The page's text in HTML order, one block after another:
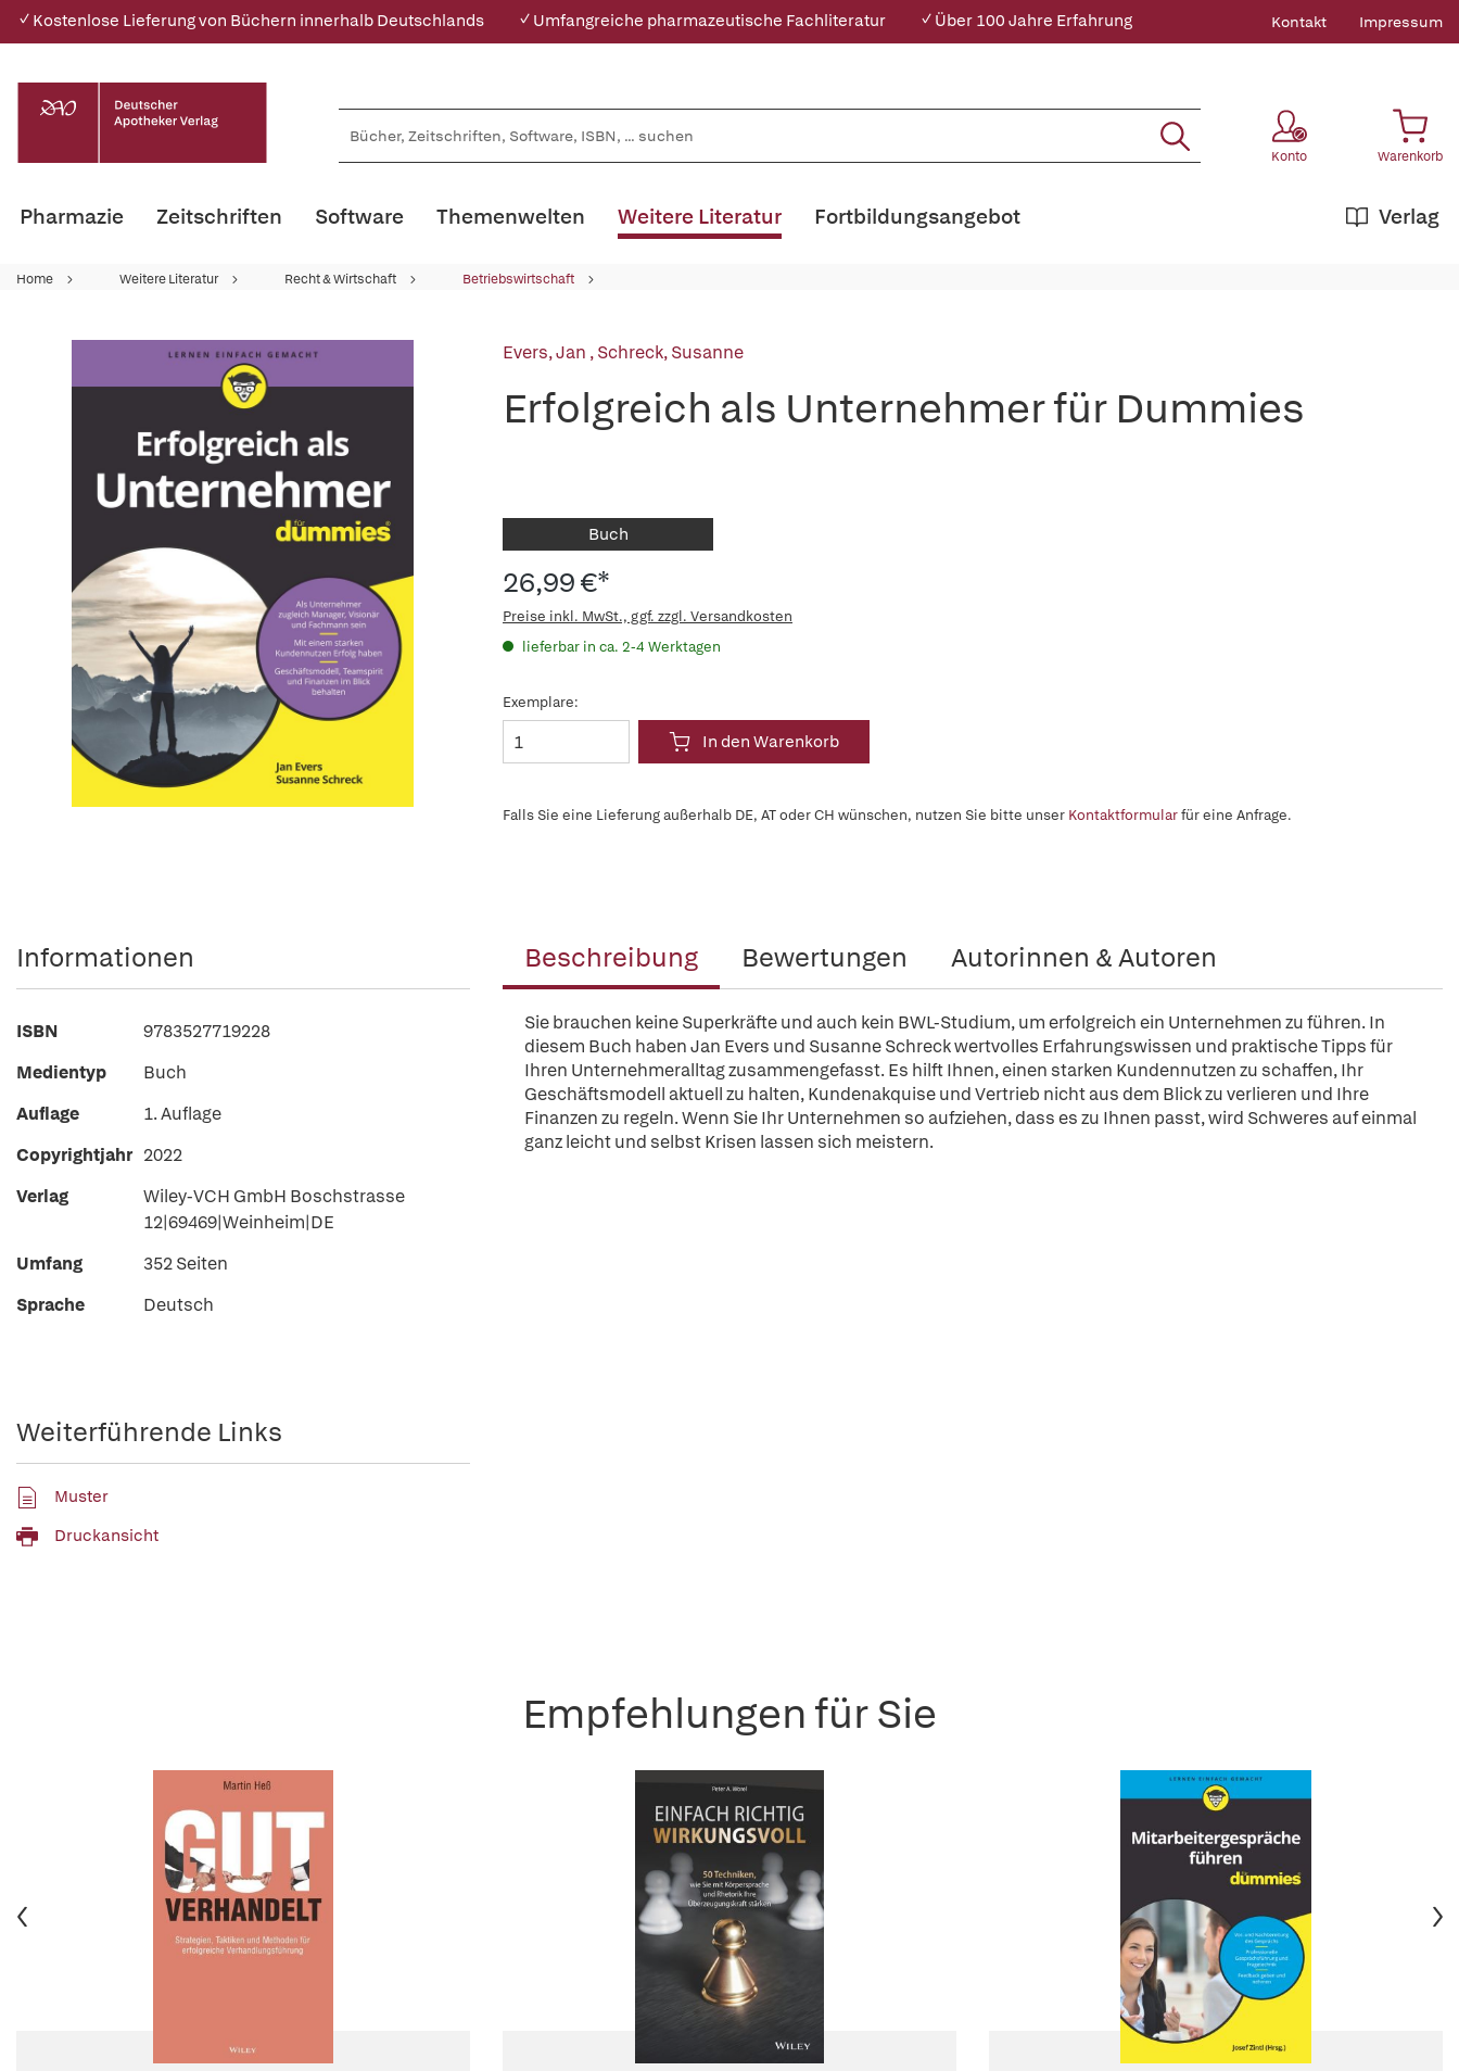
✓ Kostenlose Lieferung von Büchern innerhalb Deutschlands ✓ Umfangreiche pharmazeutische Fachliteratur ✓ Über 100 Jahre Erfahrung Kontakt Impressum
Konto Warenkorb
Pharmazie Zeitschriften Software Themenwelten Weitere Literatur Verlag
Fortbildungsangebot
Home Weitere Literatur Recht & Wirtschaft Betriebswirtschaft
Evers, Jan ,Schreck, Susanne
Erfolgreich als Unternehmer für Dummies
Buch
26,99 €*
Preise inkl. MwSt., ggf. zzgl. Versandkosten
lieferbar in ca. 2-4 Werktagen
Exemplare:
In den Warenkorb
Falls Sie eine Lieferung außerhalb DE, AT oder CH wünschen, nutzen Sie bitte unser Kontaktformularfür eine Anfrage.
Beschreibung Bewertungen Autorinnen & Autoren
Sie brauchen keine Superkräfte und auch kein BWL-Studium, um erfolgreich ein Unternehmen zu führen. In
diesem Buch haben Jan Evers und Susanne Schreck wertvolles Erfahrungswissen und praktische Tipps für
Ihren Unternehmeralltag zusammengefasst. Es hilft Ihnen, einen starken Kundennutzen zu schaffen, Ihr
Geschäftsmodell aktuell zu halten, Kundenakquise und Vertrieb nicht aus dem Blick zu verlieren und Ihre
Finanzen zu regeln. Wenn Sie Ihr Unternehmen so aufziehen, dass es zu Ihnen passt, wird Schweres auf einmal
ganz leicht und selbst Krisen lassen sich meistern.
Informationen
ISBN
9783527719228
Medientyp
Buch
Auflage
1. Auflage
Copyrightjahr 2022
Verlag
Wiley-VCH GmbH Boschstrasse
12|69469|Weinheim|DE
Umfang
352 Seiten
Sprache
Deutsch
Weiterführende Links
Muster
Druckansicht
Empfehlungen für Sie